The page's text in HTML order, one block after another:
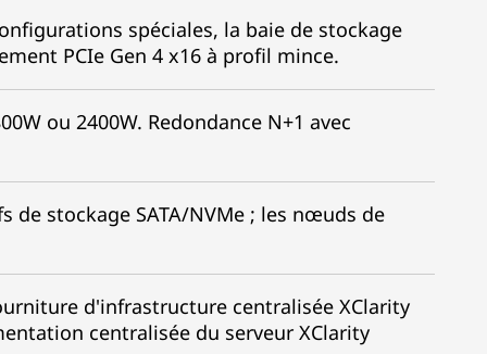
spéciales, la baie de stockage
PCIe Gen 4 x16 à profil mince.
ou 2400W. Redondance N+1 avec
stockage SATA/NVMe ; les nœuds de
d'infrastructure centralisée XClarity
centralisée du serveur XClarity